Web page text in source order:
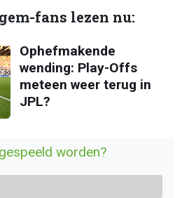
fans lezen nu:
Ophefmakende
wending: Play-Offs
meteen weer terug in
JPL?
worden?